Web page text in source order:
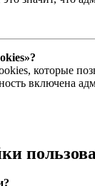
которые
включена